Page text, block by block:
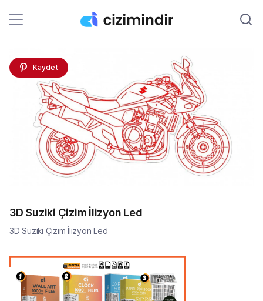
Kaydet
3D Suziki Çizim İlizyon Led
3D Suziki Çizim İlizyon Led